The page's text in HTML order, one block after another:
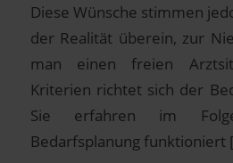
Diese Wünsche stimmen
der Realität überein, zur
man einen freien
Kriterien richtet sich der
Sie erfahren im
Bedarfsplanung funktioniert